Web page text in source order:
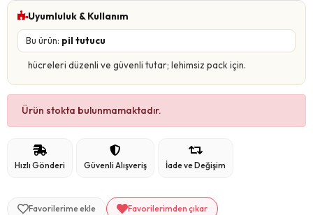
Uyumluluk & Kullanım
Bu ürün: pil tutucu
hücreleri düzenli ve güvenli tutar; lehimsiz pack için.
Ürün stokta bulunmamaktadır.
Hızlı Gönderi Güvenli Alışveriş İade ve Değişim
Favorilerime ekle Favorilerimden çıkar